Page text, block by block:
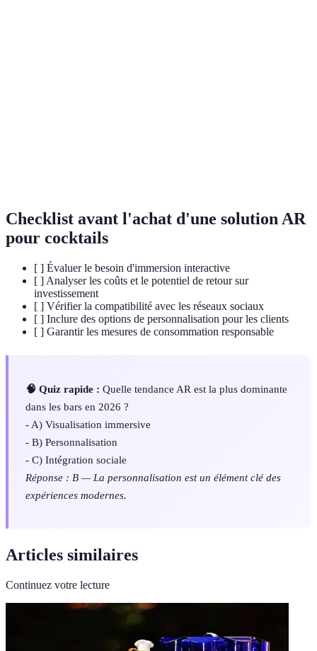
Checklist avant l'achat d'une solution AR
pour cocktails
[ ] Évaluer le besoin d'immersion interactive
[ ] Analyser les coûts et le potentiel de retour sur
investissement
[ ] Vérifier la compatibilité avec les réseaux sociaux
[ ] Inclure des options de personnalisation pour les clients
[ ] Garantir les mesures de consommation responsable
🧠 Quiz rapide : Quelle tendance AR est la plus dominante
dans les bars en 2026 ?
- A) Visualisation immersive
- B) Personnalisation
- C) Intégration sociale
Réponse : B — La personnalisation est un élément clé des
expériences modernes.
Articles similaires
Continuez votre lecture